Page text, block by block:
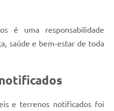
é uma responsabilidade
saúde e bem-estar de toda
e terrenos notificados foi